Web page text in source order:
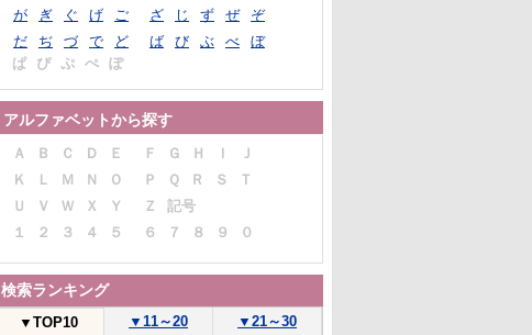
が
ぎ ぐ げ ご ざ じ ず ぜ
ぞ
だ
ぢ づ で ど ば び ぶ べ
ぼ
ぱ
ぴ ぷ ぺ ぽ
アルファベットから探す
Ａ Ｂ Ｃ Ｄ Ｅ Ｆ Ｇ Ｈ Ｉ
Ｊ
Ｋ
Ｌ Ｍ Ｎ Ｏ Ｐ Ｑ Ｒ Ｓ
Ｔ
Ｕ
Ｖ Ｗ Ｘ Ｙ Ｚ
記号
１
２ ３ ４ ５ ６ ７ ８ ９ ０
検索ランキング
▼ TOP10 ▼ 11～20 ▼ 21～30